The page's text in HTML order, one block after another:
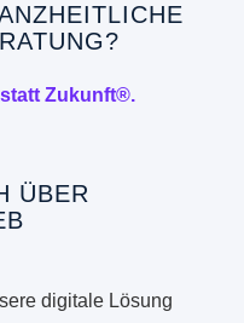
Zukunft®.
ÜBER
digitale Lösung